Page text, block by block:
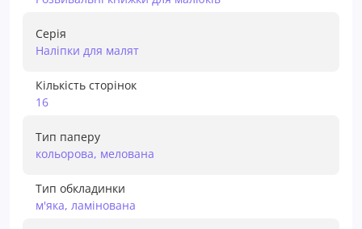
Серія
Наліпки для малят
Кількість сторінок
16
Тип паперу
кольорова, мелована
Тип обкладинки
м'яка, ламінована